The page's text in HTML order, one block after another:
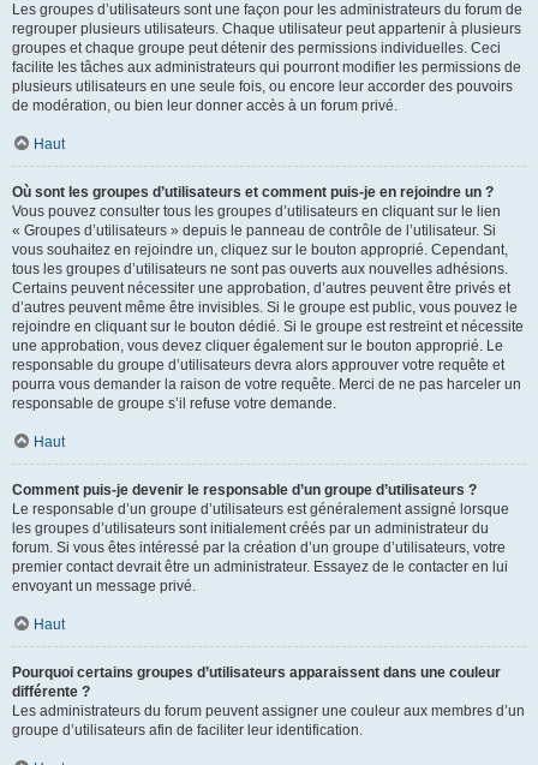
Les groupes d’utilisateurs sont une façon pour les administrateurs du forum de
regrouper plusieurs utilisateurs. Chaque utilisateur peut appartenir à plusieurs
groupes et chaque groupe peut détenir des permissions individuelles. Ceci
facilite les tâches aux administrateurs qui pourront modifier les permissions de
plusieurs utilisateurs en une seule fois, ou encore leur accorder des pouvoirs
de modération, ou bien leur donner accès à un forum privé.
Haut
Où sont les groupes d’utilisateurs et comment puis-je en rejoindre un ?
Vous pouvez consulter tous les groupes d’utilisateurs en cliquant sur le lien
« Groupes d’utilisateurs » depuis le panneau de contrôle de l’utilisateur. Si
vous souhaitez en rejoindre un, cliquez sur le bouton approprié. Cependant,
tous les groupes d’utilisateurs ne sont pas ouverts aux nouvelles adhésions.
Certains peuvent nécessiter une approbation, d’autres peuvent être privés et
d’autres peuvent même être invisibles. Si le groupe est public, vous pouvez le
rejoindre en cliquant sur le bouton dédié. Si le groupe est restreint et nécessite
une approbation, vous devez cliquer également sur le bouton approprié. Le
responsable du groupe d’utilisateurs devra alors approuver votre requête et
pourra vous demander la raison de votre requête. Merci de ne pas harceler un
responsable de groupe s’il refuse votre demande.
Haut
Comment puis-je devenir le responsable d’un groupe d’utilisateurs ?
Le responsable d’un groupe d’utilisateurs est généralement assigné lorsque
les groupes d’utilisateurs sont initialement créés par un administrateur du
forum. Si vous êtes intéressé par la création d’un groupe d’utilisateurs, votre
premier contact devrait être un administrateur. Essayez de le contacter en lui
envoyant un message privé.
Haut
Pourquoi certains groupes d’utilisateurs apparaissent dans une couleur
différente ?
Les administrateurs du forum peuvent assigner une couleur aux membres d’un
groupe d’utilisateurs afin de faciliter leur identification.